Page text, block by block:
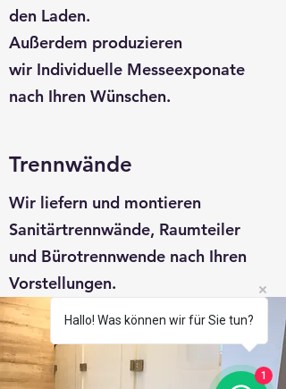
den Laden.
Außerdem produzieren
wir Individuelle Messeexponate
nach Ihren Wünschen.
Trennwände
Wir liefern und montieren
Sanitärtrennwände, Raumteiler
und Bürotrennwende nach Ihren
Vorstellungen.
Hallo! Was können wir für Sie tun?
1